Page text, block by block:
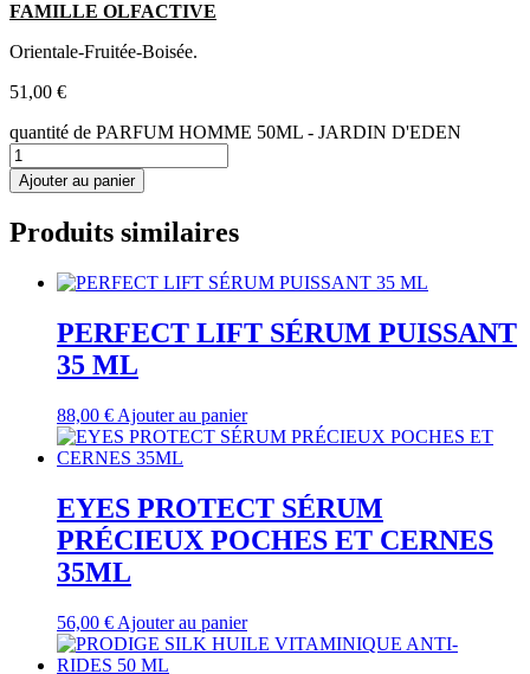
FAMILLE OLFACTIVE
Orientale-Fruitée-Boisée.
51,00 €
quantité de PARFUM HOMME 50ML - JARDIN D'EDEN
Ajouter au panier
Produits similaires
PERFECT LIFT SÉRUM PUISSANT
35 ML
88,00 € Ajouter au panier
EYES PROTECT SÉRUM
PRÉCIEUX POCHES ET CERNES
35ML
56,00 € Ajouter au panier